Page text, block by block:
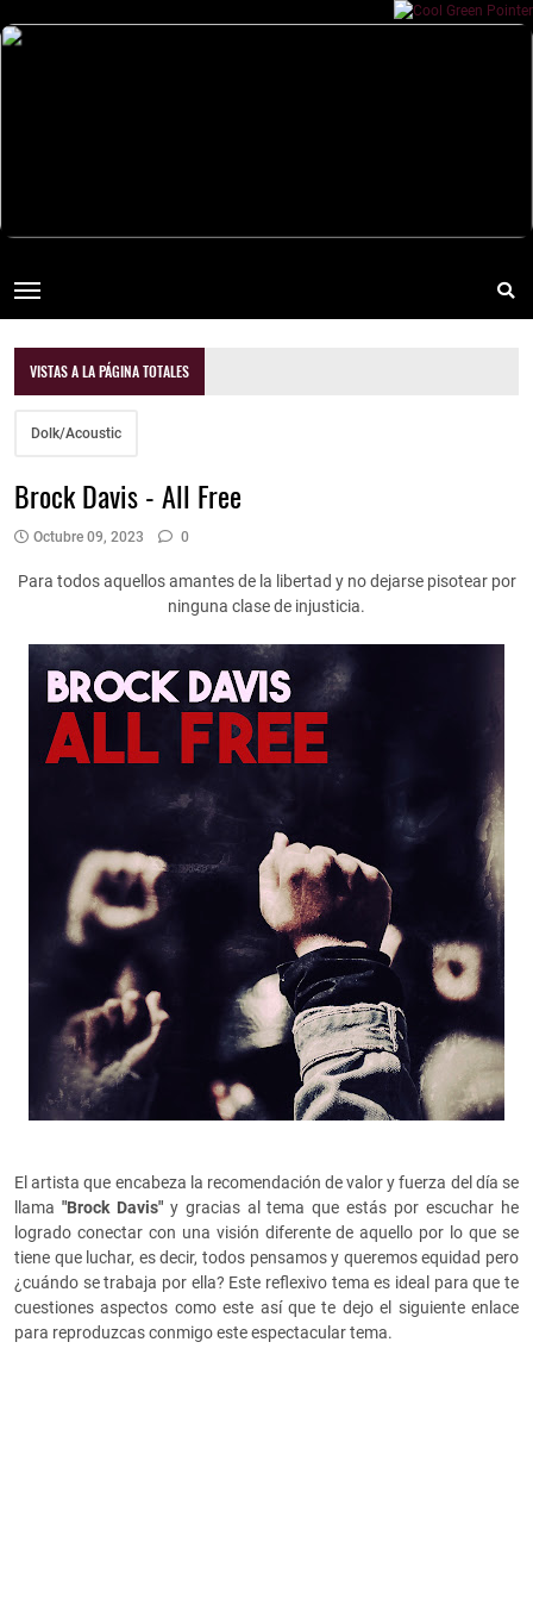
VISTAS A LA PÁGINA TOTALES
Dolk/Acoustic
Brock Davis - All Free
Octubre 09, 2023 0
Para todos aquellos amantes de la libertad y no dejarse pisotear por
ninguna clase de injusticia.
El artista que encabeza la recomendación de valor y fuerza del día se
llama "Brock Davis"y gracias al tema que estás por escuchar he
logrado conectar con una visión diferente de aquello por lo que se
tiene que luchar, es decir, todos pensamos y queremos equidad pero
¿cuándo se trabaja por ella? Este reflexivo tema es ideal para que te
cuestiones aspectos como este así que te dejo el siguiente enlace
para reproduzcas conmigo este espectacular tema.